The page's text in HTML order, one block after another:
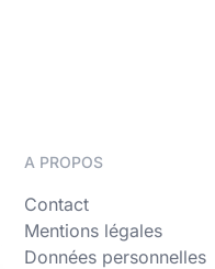
A PROPOS
Contact
Mentions légales
Données personnelles